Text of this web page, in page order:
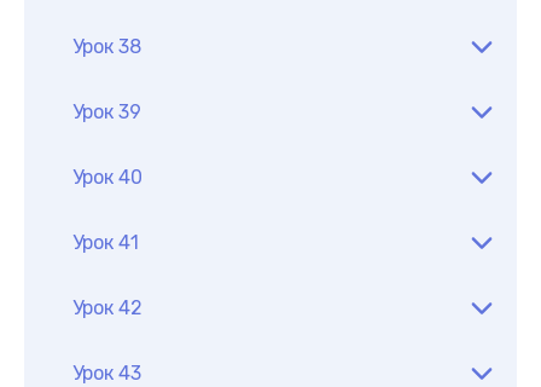
Урок 38
Урок 39
Урок 40
Урок 41
Урок 42
Урок 43